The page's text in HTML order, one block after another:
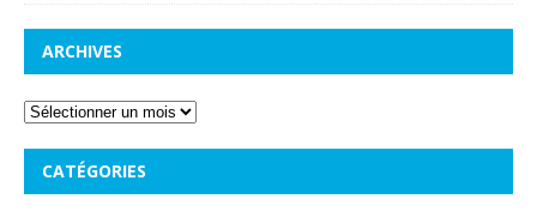
ARCHIVES
CATÉGORIES